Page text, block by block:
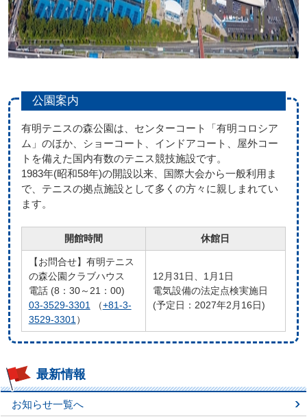
公園案内
有明テニスの森公園は、センターコート「有明コロシア
ム」のほか、ショーコート、インドアコート、屋外コー
トを備えた国内有数のテニス競技施設です。
1983年(昭和58年)の開設以来、国際大会から一般利用ま
で、テニスの拠点施設として多くの方々に親しまれてい
ます。
開館時間 休館日
【お問合せ】有明テニス
の森公園クラブハウス
電話 (8：30～21：00)
03-3529-3301
（+81-3-
3529-3301 ）
12月31日、1月1日
電気設備の法定点検実施日
(予定日：2027年2月16日)
最新情報
お知らせ一覧へ